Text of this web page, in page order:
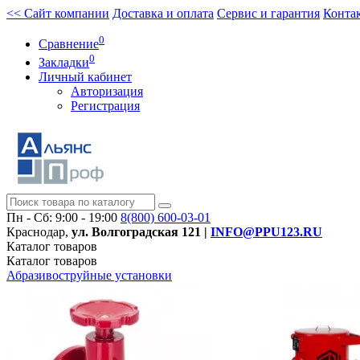
<< Сайт компании Доставка и оплата Сервис и гарантия
Сравнение0
Закладки0
Личный кабинет
Авторизация
Регистрация
Пн - Сб: 9:00 - 19:00 8(800) 600-03-01
Краснодар, ул. Волгоградская 121 | INFO@PPU123.RU
Каталог товаров
Каталог товаров
Абразивоструйные установки